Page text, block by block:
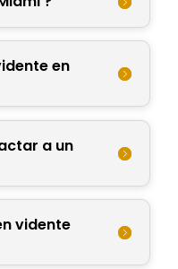
en
a un
vidente